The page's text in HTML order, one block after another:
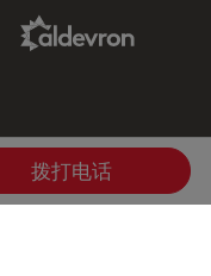
拨打电话